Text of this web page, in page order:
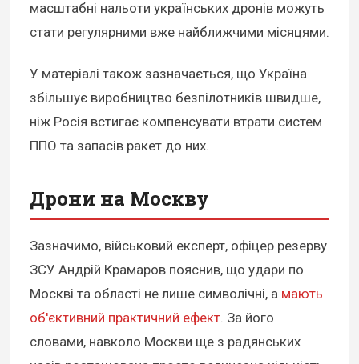
масштабні нальоти українських дронів можуть
стати регулярними вже найближчими місяцями.
У матеріалі також зазначається, що Україна
збільшує виробництво безпілотників швидше,
ніж Росія встигає компенсувати втрати систем
ППО та запасів ракет до них.
Дрони на Москву
Зазначимо, військовий експерт, офіцер резерву
ЗСУ Андрій Крамаров пояснив, що удари по
Москві та області не лише символічні, а мають
об'єктивний практичний ефект. За його
словами, навколо Москви ще з радянських